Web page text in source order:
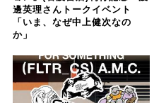
邊英理さんトークイベント
「いま、なぜ中上健次なの
か」